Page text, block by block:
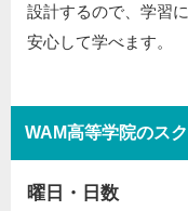
設計するので、学習
安心して学べます。
WAM高等学院のス
曜日・日数